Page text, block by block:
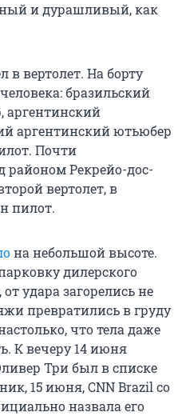
и дурашливый, как
в вертолет. На борту
бразильский
аргентинский ютьюбер
Почти
районом Рекрейо-дос-
вертолет, в
пилот.
на небольшой высоте.
дилерского
удара загорелись не
превратились в груду
что тела даже
К вечеру 14 июня
Три был в списке
15 июня, CNN Brazil со
назвала его